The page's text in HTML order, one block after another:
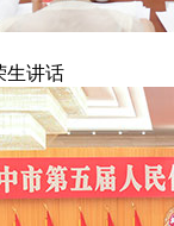
生讲话